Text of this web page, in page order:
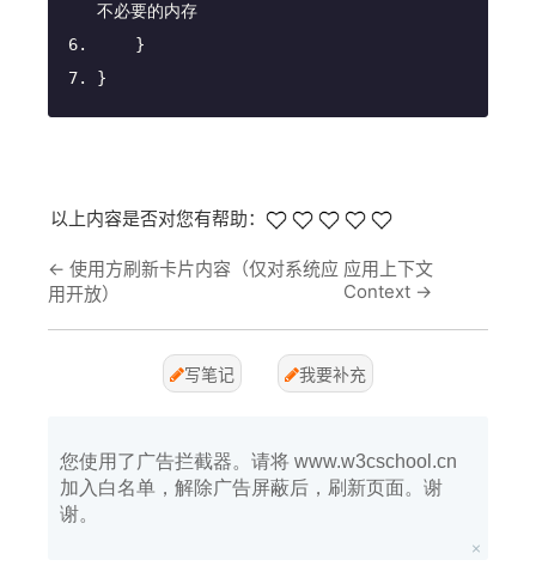
不必要的内存
    }
}
以上内容是否对您有帮助：
← 使用方刷新卡片内容（仅对系统应
用开放）
应用上下文
Context→
写笔记 我要补充
您使用了广告拦截器。请将 www.w3cschool.cn
加入白名单，解除广告屏蔽后，刷新页面。谢
谢。